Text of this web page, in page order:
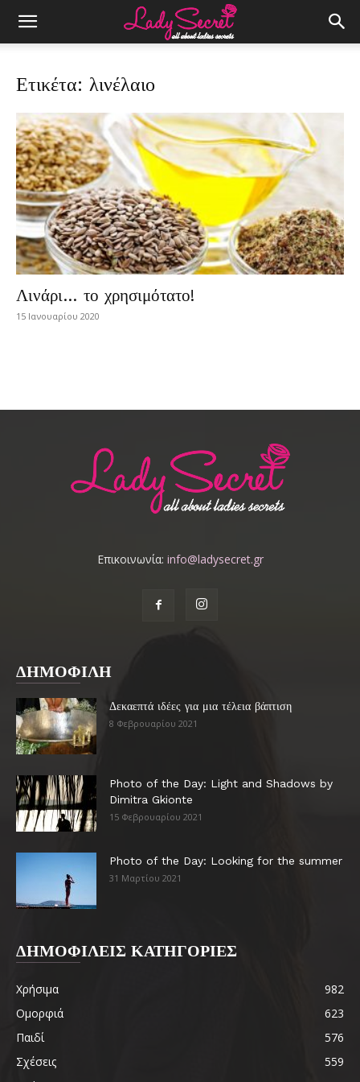
Ετικέτα: λινέλαιο
Λινάρι… το χρησιμότατο!
15 Ιανουαρίου 2020
Επικοινωνία: info@ladysecret.gr
ΔΗΜΟΦΙΛΗ
Δεκαεπτά ιδέες για μια τέλεια βάπτιση
8 Φεβρουαρίου 2021
Photo of the Day: Light and Shadows by
Dimitra Gkionte
15 Φεβρουαρίου 2021
Photo of the Day: Looking for the summer
31 Μαρτίου 2021
ΔΗΜΟΦΙΛΕΙΣ ΚΑΤΗΓΟΡΙΕΣ
Χρήσιμα
982
Ομορφιά
623
Παιδί
576
Σχέσεις
559